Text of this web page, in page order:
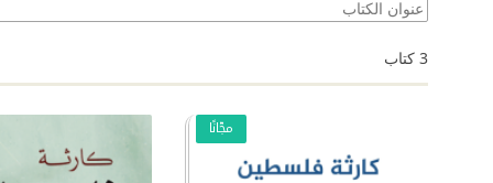
3 كتاب
مجّانًا